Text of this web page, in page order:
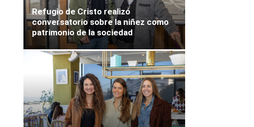
Refugio de Cristo realizó
conversatorio sobre la niñez como
patrimonio de la sociedad